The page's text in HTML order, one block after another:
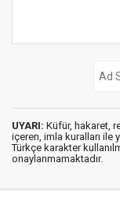
UYARI: Küfür, hakaret,
içeren, imla kuralları ile
Türkçe karakter
onaylanmamaktadır.